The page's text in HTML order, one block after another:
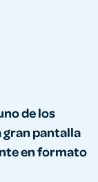
de los
gran pantalla
en formato